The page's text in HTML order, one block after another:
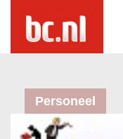
Personeel